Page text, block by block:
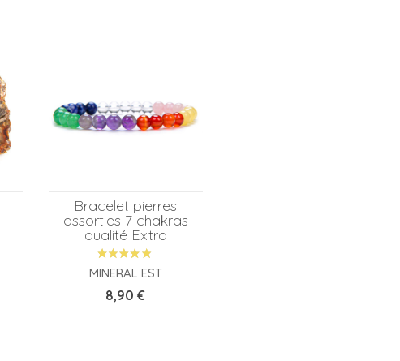
Bracelet pierres
assorties 7 chakras
qualité Extra
MINERAL EST
Prix
8,90 €